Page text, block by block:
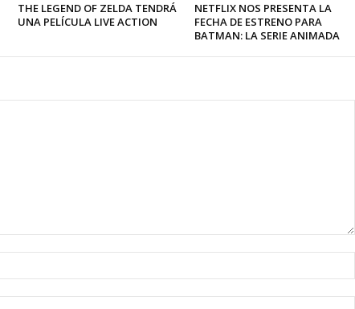
THE LEGEND OF ZELDA TENDRÁ
UNA PELÍCULA LIVE ACTION
NETFLIX NOS PRESENTA LA
FECHA DE ESTRENO PARA
BATMAN: LA SERIE ANIMADA